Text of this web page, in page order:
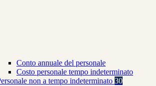
Conto annuale del personale
Costo personale tempo indeterminato
non a tempo indeterminato 30